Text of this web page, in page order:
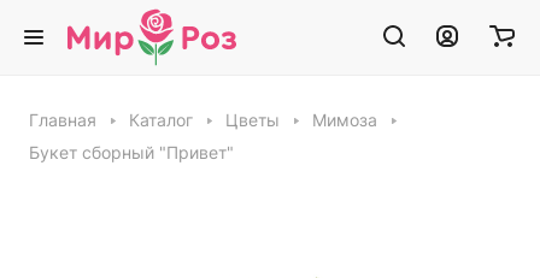
Главная Каталог Цветы
Мимоза
Букет сборный "Привет"